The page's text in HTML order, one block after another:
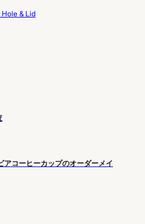
& Lid
コーヒーカップのオーダーメイ